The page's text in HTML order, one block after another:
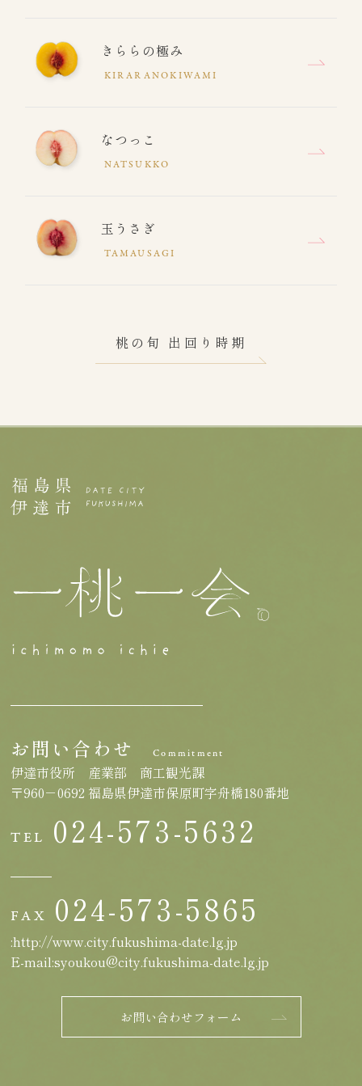
きららの極み
KIRARANOKIWAMI
なつっこ
NATSUKKO
玉うさぎ
TAMAUSAGI
桃の旬 出回り時期
お問い合わせ Commitment
伊達市役所 産業部 商工観光課
〒960－0692 福島県伊達市保原町字舟橋180番地
TEL 024-573-5632
FAX 024-573-5865
:http://www.city.fukushima-date.lg.jp
E-mail:syoukou@city.fukushima-date.lg.jp
お問い合わせフォーム